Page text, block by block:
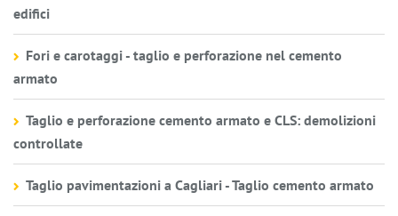
edifici
Fori e carotaggi - taglio e perforazione nel cemento
armato
Taglio e perforazione cemento armato e CLS: demolizioni
controllate
Taglio pavimentazioni a Cagliari - Taglio cemento armato